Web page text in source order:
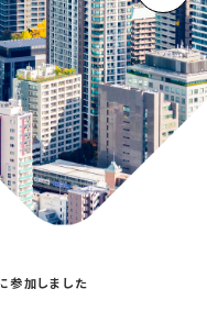
参加しました